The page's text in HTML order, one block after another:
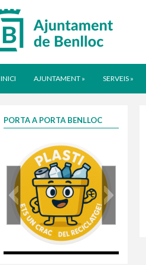
INICI AJUNTAMENT » SERVEIS »
PORTA A PORTA BENLLOC